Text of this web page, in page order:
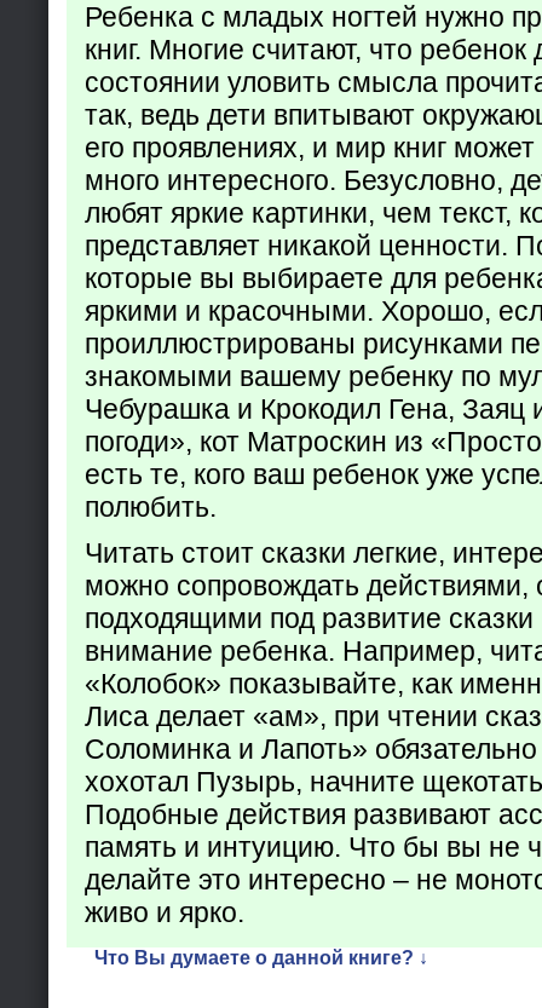
Ребенка с младых ногтей нужно
книг. Многие считают, что ребенок
состоянии уловить смысла
так, ведь дети впитывают
его проявлениях, и мир книг
много интересного. Безусловно,
любят яркие картинки, чем текст,
представляет никакой ценности.
которые вы выбираете для
яркими и красочными. Хорошо,
проиллюстрированы рисунками
знакомыми вашему ребенку по
Чебурашка и Крокодил Гена, Заяц
погоди», кот Матроскин из
есть те, кого ваш ребенок уже
полюбить.
Читать стоит сказки легкие,
можно сопровождать действиями,
подходящими под развитие
внимание ребенка. Например,
«Колобок» показывайте, как
Лиса делает «ам», при чтении
Соломинка и Лапоть»
хохотал Пузырь, начните
Подобные действия развивают
память и интуицию. Что бы вы не
делайте это интересно – не
живо и ярко.
Что Вы думаете о данной книге? ↓